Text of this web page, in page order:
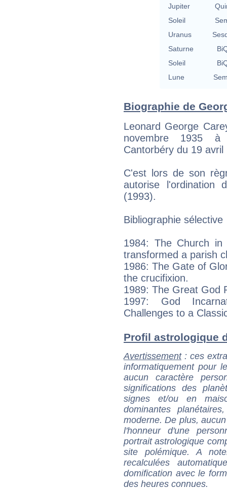
Jupiter
Soleil
Uranus
Saturne
Soleil
Lune
Biographie de
Leonard George
novembre 1935
Cantorbéry du 19
C'est lors de son
autorise l'ordination
(1993).
Bibliographie sélective
1984: The Church
transformed a parish
1986: The Gate of
the crucifixion.
1989: The Great God
1997: God
Challenges to a
Profil astrologique
Avertissement: ces
informatiquement pour
aucun caractère
significations des
signes et/ou en
dominantes
moderne. De plus,
l'honneur d'une
portrait astrologique
site polémique. A
recalculées
domification avec le
des heures connues.